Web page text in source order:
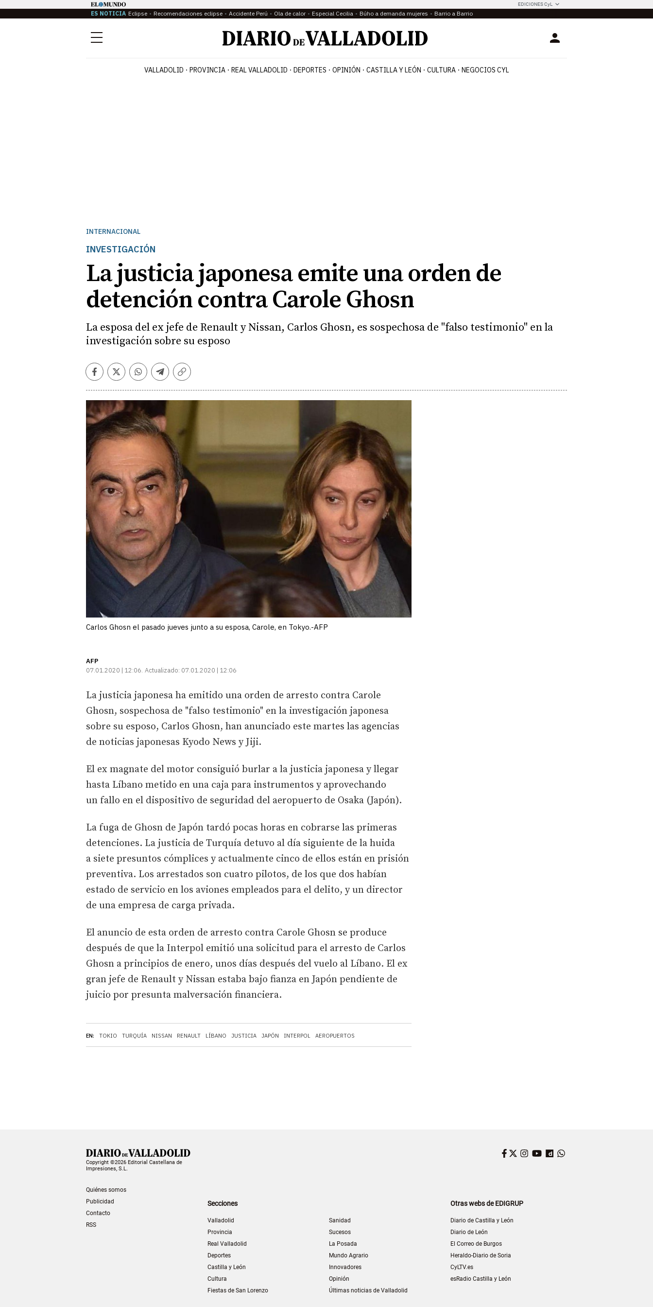
EDICIONES CyL
ES NOTICIA Eclipse Recomendaciones eclipse Accidente Perú Ola de calor Especial Cecilia Búho a demanda mujeres Barrio a Barrio
Menú Login
VALLADOLID PROVINCIA REAL VALLADOLID DEPORTES OPINIÓN CASTILLA Y LEÓN CULTURA NEGOCIOS CYL
INTERNACIONAL
INVESTIGACIÓN
La justicia japonesa emite una orden de
detención contra Carole Ghosn
La esposa del ex jefe de Renault y Nissan, Carlos Ghosn, es sospechosa de "falso testimonio" en la
investigación sobre su esposo
Facebook
TwitterWhatsapp
Telegram
Copiar
Carlos Ghosn el pasado jueves junto a su esposa, Carole, en Tokyo.-AFP
AFP
07.01.2020 | 12:06 Actualizado: 07.01.2020 | 12:06
EN: TOKIO TURQUÍA NISSAN RENAULT LÍBANO JUSTICIA JAPÓN INTERPOL AEROPUERTOS
La justicia japonesa ha emitido una orden de arresto contra Carole
Ghosn, sospechosa de "falso testimonio" en la investigación japonesa
sobre su esposo, Carlos Ghosn, han anunciado este martes las agencias
de noticias japonesas Kyodo News y Jiji.
El ex magnate del motor consiguió burlar a la justicia japonesa y llegar
hasta Líbano metido en una caja para instrumentos y aprovechando
un fallo en el dispositivo de seguridad del aeropuerto de Osaka (Japón).
La fuga de Ghosn de Japón tardó pocas horas en cobrarse las primeras
detenciones. La justicia de Turquía detuvo al día siguiente de la huida
a siete presuntos cómplices y actualmente cinco de ellos están en prisión
preventiva. Los arrestados son cuatro pilotos, de los que dos habían
estado de servicio en los aviones empleados para el delito, y un director
de una empresa de carga privada.
El anuncio de esta orden de arresto contra Carole Ghosn se produce
después de que la Interpol emitió una solicitud para el arresto de Carlos
Ghosn a principios de enero, unos días después del vuelo al Líbano. El ex
gran jefe de Renault y Nissan estaba bajo fianza en Japón pendiente de
juicio por presunta malversación financiera.
Copyright ©2026 Editorial Castellana de
Impresiones, S.L.
Quiénes somos
Publicidad
Contacto
RSS
Facebook
Twitter
Instagram
YouTube
Dailymotion
Secciones
Valladolid
Provincia
Real Valladolid
Deportes
Castilla y León
Cultura
Fiestas de San Lorenzo
Sanidad
Sucesos
La Posada
Mundo Agrario
Innovadores
Opinión
Últimas noticias de Valladolid
Otras webs de EDIGRUP
Diario de Castilla y León
Diario de León
El Correo de Burgos
Heraldo-Diario de Soria
CyLTV.es
esRadio Castilla y León